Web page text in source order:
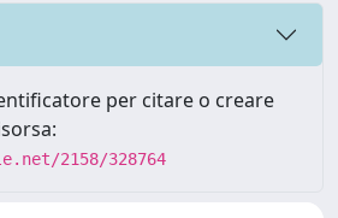
per citare o creare
2158/328764